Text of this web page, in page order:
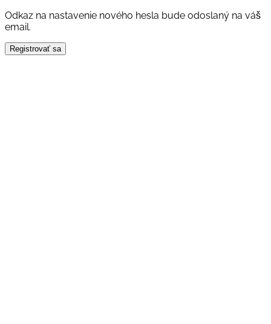
Odkaz na nastavenie nového hesla bude odoslaný na váš
email.
Registrovať sa